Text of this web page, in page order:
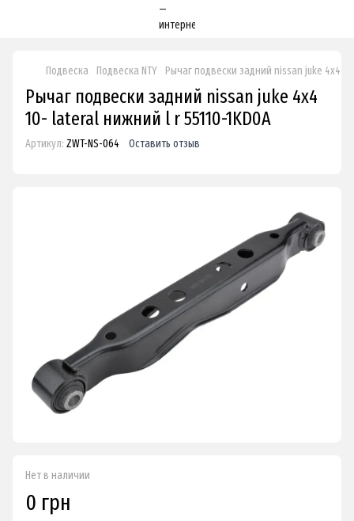
Подвеска Подвеска NTY Рычаг подвески задний nissan juke 4x4
Рычаг подвески задний nissan juke 4x4
10- lateral нижний l r 55110-1KD0A
Артикул: ZWT-NS-064 Оставить отзыв
Нет в наличии
0 грн